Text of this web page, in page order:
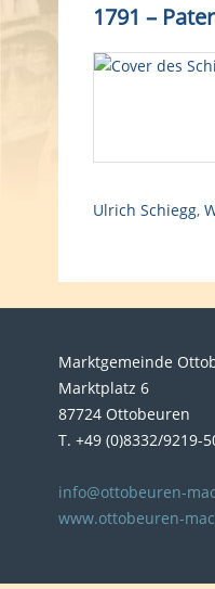
e
1791 –
Ulrich Schiegg,
Marktgemeinde
Marktplatz 6
87724 Ottobeuren
T. +49 (0)8332/9219-
info@ottobeuren-
www.ottobeuren-